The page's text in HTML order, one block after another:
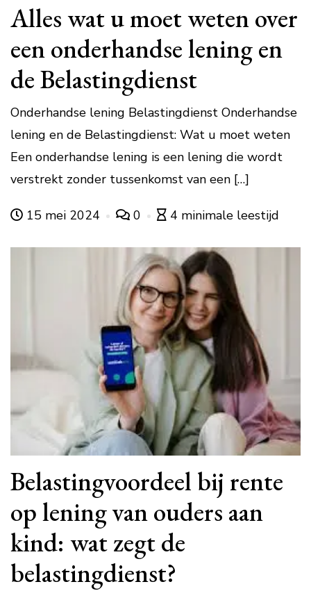
Alles wat u moet weten over
een onderhandse lening en
de Belastingdienst
Onderhandse lening Belastingdienst Onderhandse
lening en de Belastingdienst: Wat u moet weten
Een onderhandse lening is een lening die wordt
verstrekt zonder tussenkomst van een […]
15 mei 2024 0 4 minimale leestijd
Belastingvoordeel bij rente
op lening van ouders aan
kind: wat zegt de
belastingdienst?